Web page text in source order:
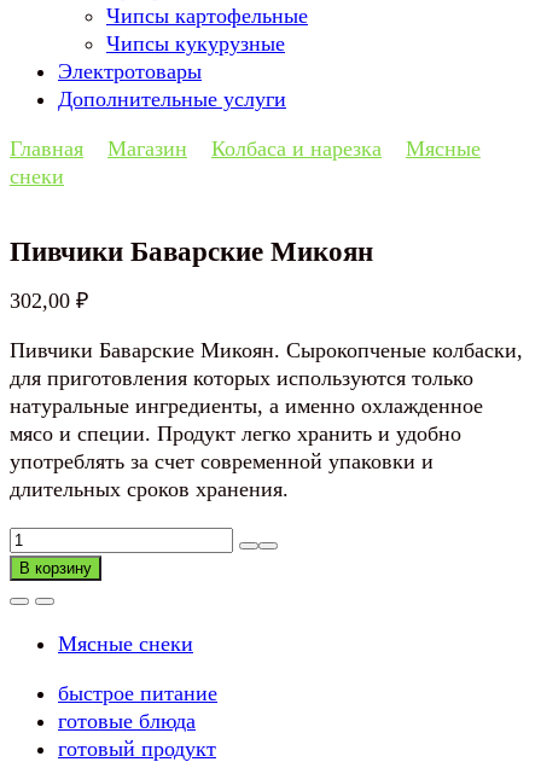
Чипсы картофельные
Чипсы кукурузные
Электротовары
Дополнительные услуги
Главная Магазин Колбаса и нарезка
Мясные
снеки
Пивчики Баварские Микоян
302,00 ₽
Пивчики Баварские Микоян. Сырокопченые колбаски,
для приготовления которых используются только
натуральные ингредиенты, а именно охлажденное
мясо и специи. Продукт легко хранить и удобно
употреблять за счет современной упаковки и
длительных сроков хранения.
Количество
товара
Пивчики
Микоян
В корзину
Мясные снеки
быстрое питание
готовые блюда
готовый продукт